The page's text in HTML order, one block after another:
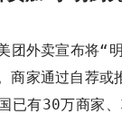
团外卖宣布将“
商家通过自荐或
已有30万商家